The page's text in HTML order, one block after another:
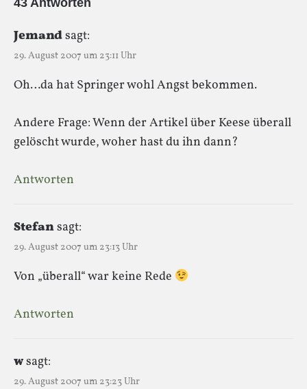
43 Antworten
Jemandsagt:
29. August 2007 um 23:11 Uhr
Oh…da hat Springer wohl Angst bekommen.
Andere Frage: Wenn der Artikel über Keese überall
gelöscht wurde, woher hast du ihn dann?
Antworten
Stefansagt:
29. August 2007 um 23:13 Uhr
Von „überall“ war keine Rede
Antworten
wsagt:
29. August 2007 um 23:23 Uhr